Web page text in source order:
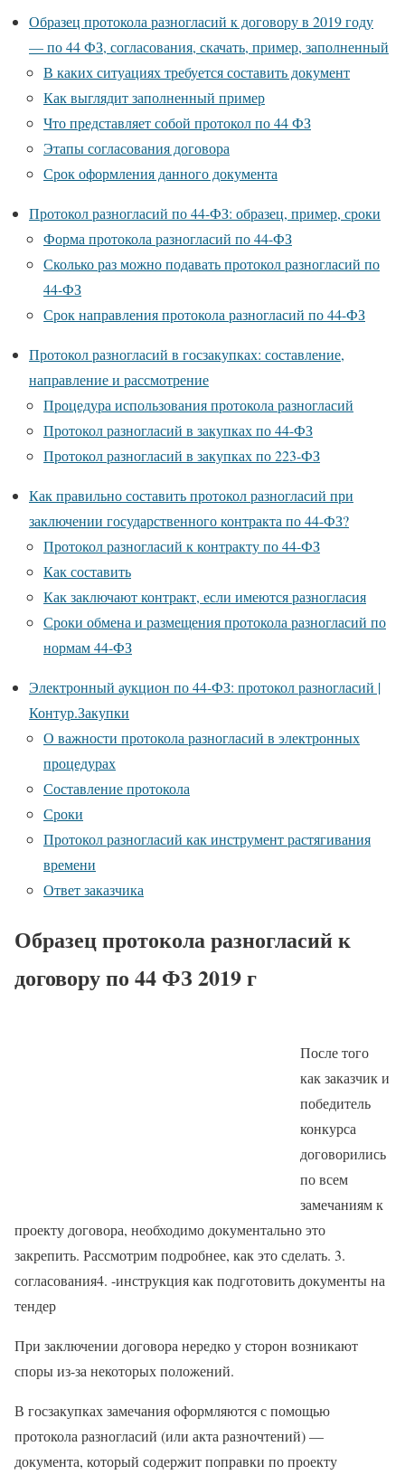
Образец протокола разногласий к договору в 2019 году
— по 44 ФЗ, согласования, скачать, пример, заполненный
В каких ситуациях требуется составить документ
Как выглядит заполненный пример
Что представляет собой протокол по 44 ФЗ
Этапы согласования договора
Срок оформления данного документа
Протокол разногласий по 44-ФЗ: образец, пример, сроки
Форма протокола разногласий по 44-ФЗ
Сколько раз можно подавать протокол разногласий по
44-ФЗ
Срок направления протокола разногласий по 44-ФЗ
Протокол разногласий в госзакупках: составление,
направление и рассмотрение
Процедура использования протокола разногласий
Протокол разногласий в закупках по 44-ФЗ
Протокол разногласий в закупках по 223-ФЗ
Как правильно составить протокол разногласий при
заключении государственного контракта по 44-ФЗ?
Протокол разногласий к контракту по 44-ФЗ
Как составить
Как заключают контракт, если имеются разногласия
Сроки обмена и размещения протокола разногласий по
нормам 44-ФЗ
Электронный аукцион по 44-ФЗ: протокол разногласий |
Контур.Закупки
О важности протокола разногласий в электронных
процедурах
Составление протокола
Сроки
Протокол разногласий как инструмент растягивания
времени
Ответ заказчика
Образец протокола разногласий к
договору по 44 ФЗ 2019 г
После того
как заказчик и
победитель
конкурса
договорились
по всем
замечаниям к
проекту договора, необходимо документально это
закрепить. Рассмотрим подробнее, как это сделать. 3.
согласования4. -инструкция как подготовить документы на
тендер
При заключении договора нередко у сторон возникают
споры из-за некоторых положений.
В госзакупках замечания оформляются с помощью
протокола разногласий (или акта разночтений) —
документа, который содержит поправки по проекту